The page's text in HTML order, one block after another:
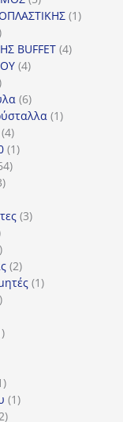
προϊόντα
11
BUFFET 44
44
66
προϊόντα
11
44
προϊόντα
11
64
3
33
22
προϊόντα
11
1
1
1
προϊόν
11
2